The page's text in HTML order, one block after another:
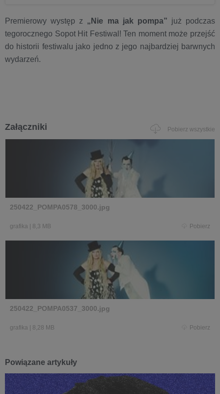
Premierowy występ z „Nie ma jak pompa” już podczas
tegorocznego Sopot Hit Festiwal! Ten moment może przejść
do historii festiwalu jako jedno z jego najbardziej barwnych
wydarzeń.
Załączniki Pobierz wszystkie
250422_POMPA0578_3000.jpg
grafika 8,3 MB Pobierz
250422_POMPA0537_3000.jpg
grafika 8,28 MB Pobierz
Powiązane artykuły